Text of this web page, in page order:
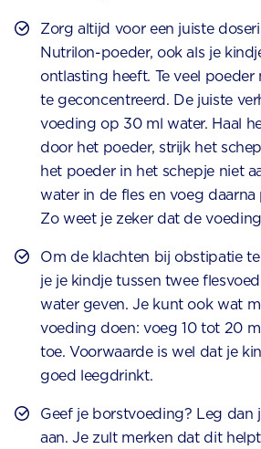
Zorg altijd voor een juiste
Nutrilon-poeder, ook als je
ontlasting heeft. Te veel
te geconcentreerd. De juiste
voeding op 30 ml water. Haal
door het poeder, strijk het
het poeder in het schepje niet
water in de fles en voeg
Zo weet je zeker dat de
Om de klachten bij obstipatie
je je kindje tussen twee
water geven. Je kunt ook wat
voeding doen: voeg 10 tot 20
toe. Voorwaarde is wel dat je
goed leegdrinkt.
Geef je borstvoeding? Leg dan
aan. Je zult merken dat dit